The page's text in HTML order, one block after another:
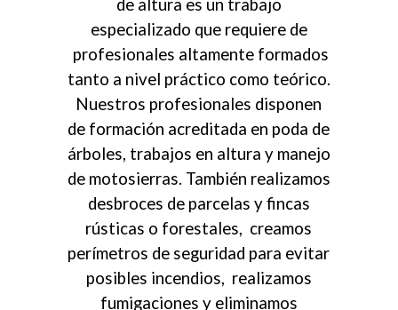
de altura es un trabajo
especializado que requiere de
profesionales altamente formados
tanto a nivel práctico como teórico.
Nuestros profesionales disponen
de formación acreditada en poda de
árboles, trabajos en altura y manejo
de motosierras. También realizamos
desbroces de parcelas y fincas
rústicas o forestales, creamos
perímetros de seguridad para evitar
posibles incendios, realizamos
fumigaciones y eliminamos